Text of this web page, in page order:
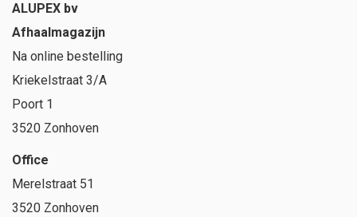
ALUPEX bv
Afhaalmagazijn
Na online bestelling
Kriekelstraat 3/A
Poort 1
3520 Zonhoven
Office
Merelstraat 51
3520 Zonhoven